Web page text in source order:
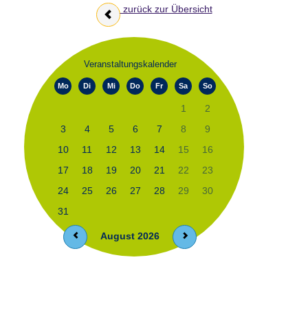
zurück zur Übersicht
Veranstaltungskalender
Mo Di Mi Do Fr Sa So
1
2
3
4 5 6 7 8
9
10
11 12 13 14 15
16
17
18 19 20 21 22
23
24
25 26 27 28 29
30
31
August 2026